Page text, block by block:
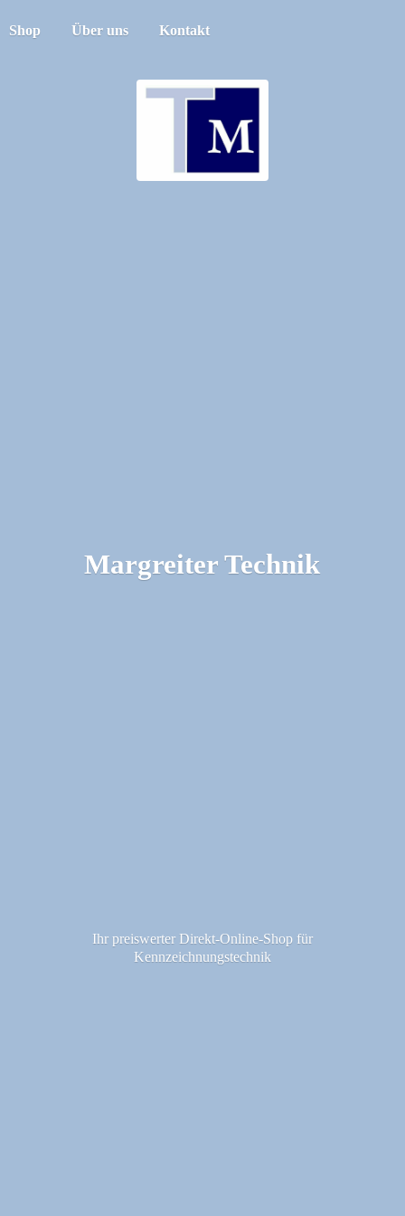
Shop Über uns Kontakt
Margreiter Technik
Ihr preiswerter Direkt-Online-Shop für
Kennzeichnungstechnik